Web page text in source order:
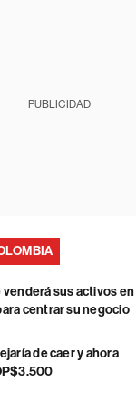
PUBLICIDAD
sus activos en
centrar su negocio
de caer y ahora